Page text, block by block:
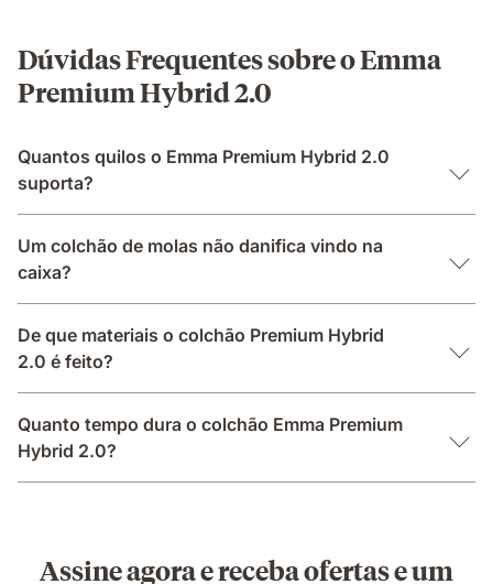
Dúvidas Frequentes sobre o Emma
Premium Hybrid 2.0
Quantos quilos o Emma Premium Hybrid 2.0
suporta?
Um colchão de molas não danifica vindo na
caixa?
De que materiais o colchão Premium Hybrid
2.0 é feito?
Quanto tempo dura o colchão Emma Premium
Hybrid 2.0?
Assine agora e receba ofertas e um